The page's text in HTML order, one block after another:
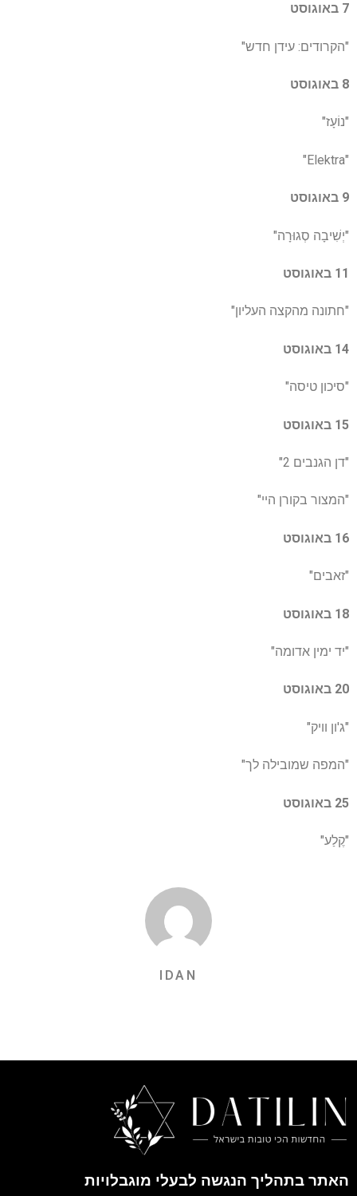
7 באוגוסט
"הקרודים: עידן חדש"
8 באוגוסט
"נוֹעָז"
"Elektra"
9 באוגוסט
"יְשִׁיבָה סְגוּרָה"
11 באוגוסט
"חתונה מהקצה העליון"
14 באוגוסט
"סיכון טיסה"
15 באוגוסט
"דן הגנבים 2"
"המצור בקורן היי"
16 באוגוסט
"זאבים"
18 באוגוסט
"יד ימין אדומה"
20 באוגוסט
"ג'ון וויק"
"המפה שמובילה לך"
25 באוגוסט
"קֶלַע"
IDAN
האתר בתהליך הנגשה לבעלי מוגבלויות